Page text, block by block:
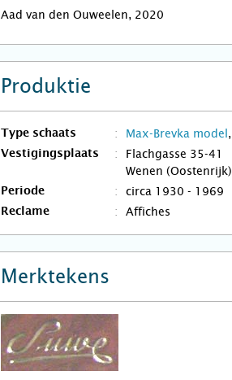
Aad van den Ouweelen, 2020
Produktie
Type schaats Max-Brevka model ,
Vestigingsplaats
Flachgasse 35-41
Wenen (Oostenrijk)
Periode circa 1930 - 1969
Reclame Affiches
Merktekens